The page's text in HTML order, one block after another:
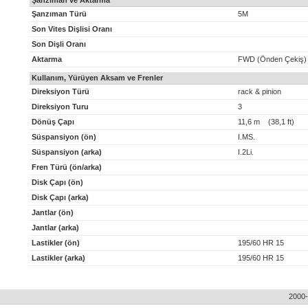
Şanzıman Türü
5M
Son Vites Dişlisi Oranı
Son Dişli Oranı
Aktarma
FWD (Önden Çekiş)
Kullanım, Yürüyen Aksam ve Frenler
Direksiyon Türü
rack & pinion
Direksiyon Turu
3
Dönüş Çapı
11,6 m (38,1 ft)
Süspansiyon (ön)
I.MS.
Süspansiyon (arka)
I.2Li.
Fren Türü (ön/arka)
Disk Çapı (ön)
Disk Çapı (arka)
Jantlar (ön)
Jantlar (arka)
Lastikler (ön)
195/60 HR 15
Lastikler (arka)
195/60 HR 15